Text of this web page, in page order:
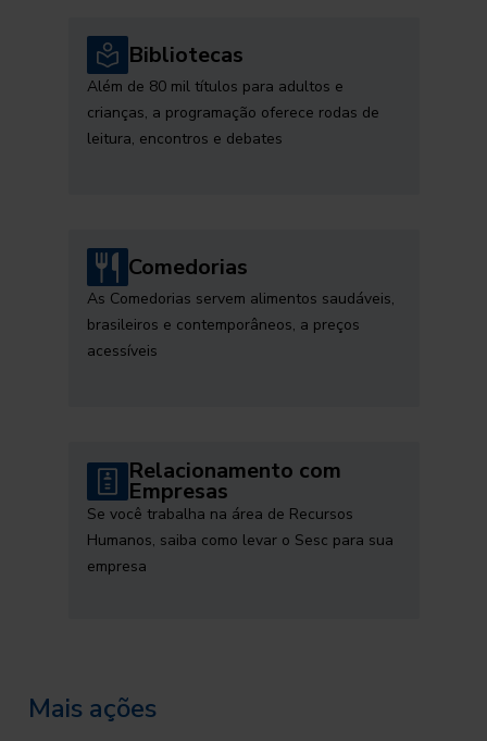
Bibliotecas
Além de 80 mil títulos para adultos e
crianças, a programação oferece rodas de
leitura, encontros e debates
Comedorias
As Comedorias servem alimentos saudáveis,
brasileiros e contemporâneos, a preços
acessíveis
Relacionamento com
Empresas
Se você trabalha na área de Recursos
Humanos, saiba como levar o Sesc para sua
empresa
Mais ações